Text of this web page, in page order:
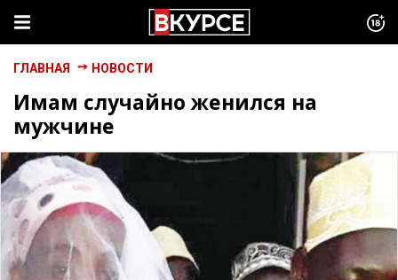
ГЛАВНАЯ НОВОСТИ
Имам случайно женился на
мужчине